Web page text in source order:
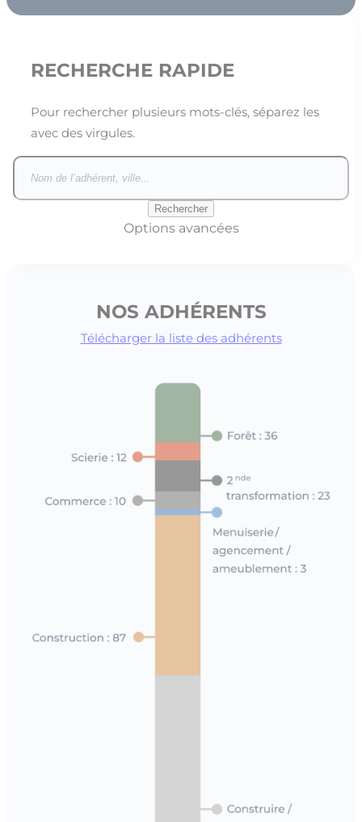
RECHERCHE RAPIDE
Pour rechercher plusieurs mots-clés, séparez les
avec des virgules.
Options avancées
NOS ADHÉRENTS
Télécharger la liste des adhérents